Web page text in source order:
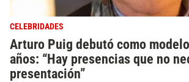
CELEBRIDADES
Arturo Puig debutó como
años: “Hay presencias que no
presentación”